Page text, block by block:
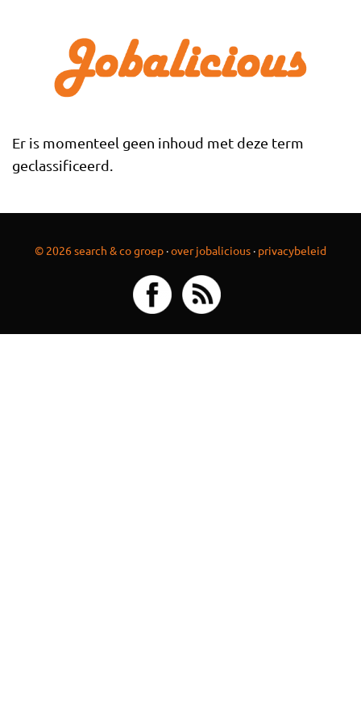
Er is momenteel geen inhoud met deze term
geclassificeerd.
© 2026 search & co groep ·over jobalicious · privacybeleid